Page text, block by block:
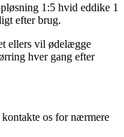
1:5 hvid eddike 1
efter brug.
ellers vil ødelægge
hver gang efter
os for nærmere